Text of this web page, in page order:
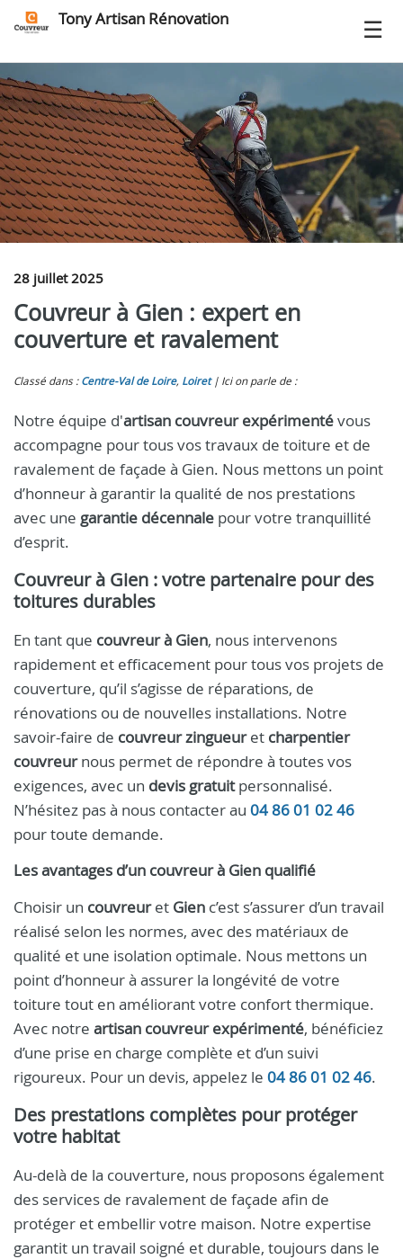
Tony Artisan Rénovation
28 juillet 2025
Couvreur à Gien : expert en
couverture et ravalement
Classé dans : Centre-Val de Loire, Loiret Ici on parle de :
Notre équipe d'artisan couvreur expérimentévous
accompagne pour tous vos travaux de toiture et de
ravalement de façade à Gien. Nous mettons un point
d’honneur à garantir la qualité de nos prestations
avec une garantie décennale pour votre tranquillité
d’esprit.
Couvreur à Gien : votre partenaire pour des
toitures durables
En tant que couvreur à Gien, nous intervenons
rapidement et efficacement pour tous vos projets de
couverture, qu’il s’agisse de réparations, de
rénovations ou de nouvelles installations. Notre
savoir-faire de couvreur zingueuret charpentier
couvreurnous permet de répondre à toutes vos
exigences, avec un devis gratuitpersonnalisé.
N’hésitez pas à nous contacter au 04 86 01 02 46
pour toute demande.
Les avantages d’un couvreurà Gien qualifié
Choisir un couvreuret Gien c’est s’assurer d’un travail
réalisé selon les normes, avec des matériaux de
qualité et une isolation optimale. Nous mettons un
point d’honneur à assurer la longévité de votre
toiture tout en améliorant votre confort thermique.
Avec notre artisan couvreur expérimenté, bénéficiez
d’une prise en charge complète et d’un suivi
rigoureux. Pour un devis, appelez le 04 86 01 02 46.
Des prestations complètes pour protéger
votre habitat
Au-delà de la couverture, nous proposons également
des services de ravalement de façade afin de
protéger et embellir votre maison. Notre expertise
garantit un travail soigné et durable, toujours dans le